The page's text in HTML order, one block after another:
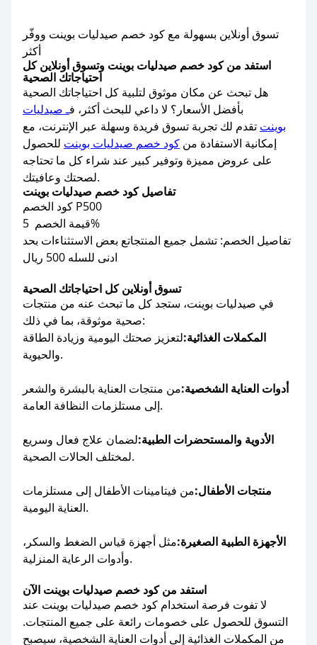
تسوق أونلاين بسهولة مع كود خصم صيدليات بوينت ووفّر
أكثر
استفد من كود خصم صيدليات بوينت وتسوق أونلاين كل
احتياجاتك الصحية
هل تبحث عن مكان موثوق لتلبية كل احتياجاتك الصحية
بأفضل الأسعار؟ لا داعي للبحث أكثر، فـ صيدليات
بوينت تقدم لك تجربة تسوق فريدة وسهلة عبر الإنترنت، مع
إمكانية الاستفادة من كود خصم صيدليات بوينت للحصول
على عروض مميزة وتوفير كبير عند شراء كل ما تحتاجه
لصحتك وعافيتك.
تفاصيل كود خصم صيدليات بوينت
كود الخصم P500
قيمة الخصم 5%
تفاصيل الخصم: تشمل جميع المنتجاتع بعض الاستثناءات بحد
ادنى للسله 500 ريال
تسوق أونلاين كل احتياجاتك الصحية
في صيدليات بوينت، ستجد كل ما تبحث عنه من منتجات
صحية موثوقة، بما في ذلك:
المكملات الغذائية:لتعزيز صحتك اليومية وزيادة الطاقة
والحيوية.
أدوات العناية الشخصية:من منتجات العناية بالبشرة والشعر
إلى مستلزمات النظافة العامة.
الأدوية والمستحضرات الطبية:لضمان علاج فعال وسريع
لمختلف الحالات الصحية.
منتجات الأطفال:من فيتامينات الأطفال إلى مستلزمات
العناية اليومية.
الأجهزة الطبية الصغيرة:مثل أجهزة قياس الضغط والسكر،
وأدوات الرعاية المنزلية.
استفد من كود خصم صيدليات بوينت الآن
لا تفوت فرصة استخدام كود خصم صيدليات بوينت عند
التسوق للحصول على خصومات رائعة على جميع المنتجات.
من المكملات الغذائية إلى أدوات العناية الشخصية، سيصبح